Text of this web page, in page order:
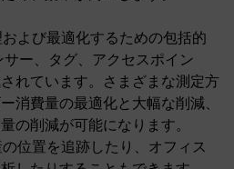
よび最適化するための包括的
ー、タグ、アクセスポイン
れています。さまざまな測定方
消費量の最適化と大幅な削減、
の削減が可能になります。
位置を追跡したり、オフィス